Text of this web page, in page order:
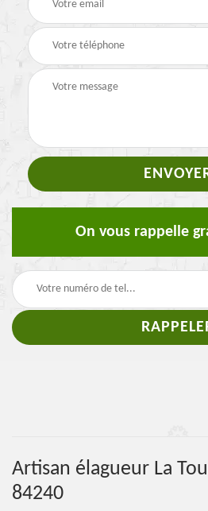
On vous rappelle
Artisan élagueur La
84240